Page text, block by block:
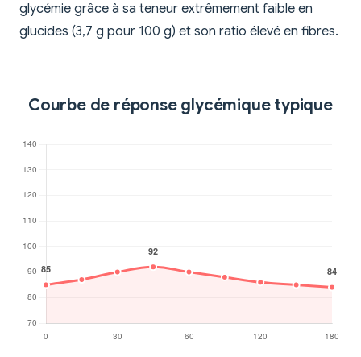
glycémie grâce à sa teneur extrêmement faible en
glucides (3,7 g pour 100 g) et son ratio élevé en fibres.
Courbe de réponse glycémique typique